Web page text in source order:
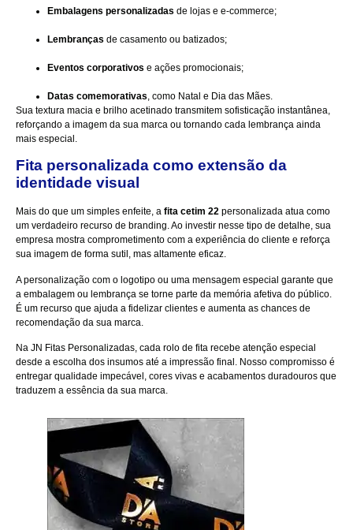
Embalagens personalizadas de lojas e e-commerce;
Lembranças de casamento ou batizados;
Eventos corporativos e ações promocionais;
Datas comemorativas , como Natal e Dia das Mães.
Sua textura macia e brilho acetinado transmitem sofisticação instantânea,
reforçando a imagem da sua marca ou tornando cada lembrança ainda
mais especial.
Fita personalizada como extensão da
identidade visual
Mais do que um simples enfeite, a fita cetim 22 personalizada atua como
um verdadeiro recurso de branding. Ao investir nesse tipo de detalhe, sua
empresa mostra comprometimento com a experiência do cliente e reforça
sua imagem de forma sutil, mas altamente eficaz.
A personalização com o logotipo ou uma mensagem especial garante que
a embalagem ou lembrança se torne parte da memória afetiva do público.
É um recurso que ajuda a fidelizar clientes e aumenta as chances de
recomendação da sua marca.
Na JN Fitas Personalizadas, cada rolo de fita recebe atenção especial
desde a escolha dos insumos até a impressão final. Nosso compromisso é
entregar qualidade impecável, cores vivas e acabamentos duradouros que
traduzem a essência da sua marca.